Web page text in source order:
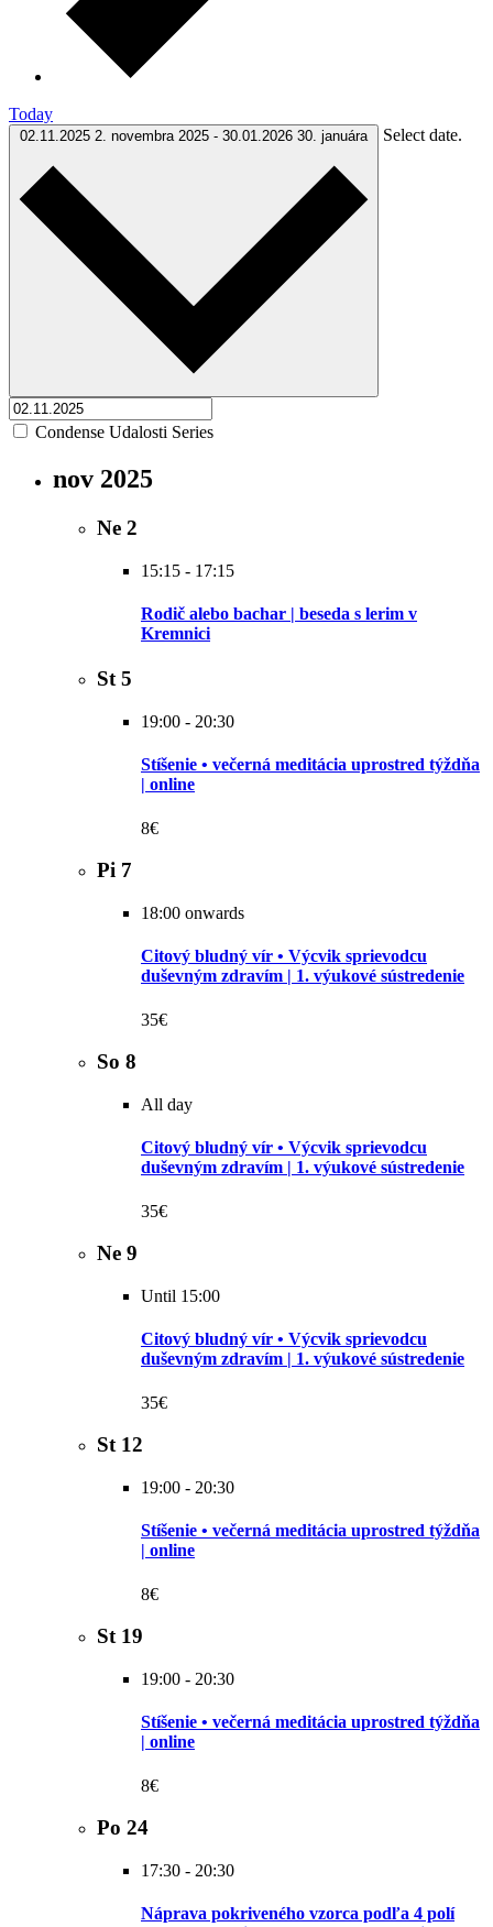
Today
02.11.2025 2. novembra 2025 - 30.01.2026 30. januára Select date.
Condense Udalosti Series
nov 2025
Ne 2
15:15 - 17:15
Rodič alebo bachar | beseda s lerim v
Kremnici
St5
19:00 - 20:30
Stíšenie • večerná meditácia uprostred týždňa
| online
8€
Pi 7
18:00 onwards
Citový bludný vír • Výcvik sprievodcu
duševným zdravím | 1. výukové sústredenie
35€
So 8
All day
Citový bludný vír • Výcvik sprievodcu
duševným zdravím | 1. výukové sústredenie
35€
Ne 9
Until 15:00
Citový bludný vír • Výcvik sprievodcu
duševným zdravím | 1. výukové sústredenie
35€
St 12
19:00 - 20:30
Stíšenie • večerná meditácia uprostred týždňa
| online
8€
St 19
19:00 - 20:30
Stíšenie • večerná meditácia uprostred týždňa
| online
8€
Po 24
17:30 - 20:30
Náprava pokriveného vzorca podľa 4 polí